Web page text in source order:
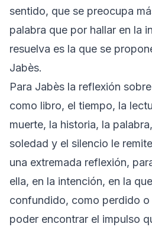
sentido, que se preocupa
palabra que por hallar en la
resuelva es la que se
Jabès.
Para Jabès la reflexión
como libro, el tiempo, la
muerte, la historia, la
soledad y el silencio le
una extremada reflexión,
ella, en la intención, en la
confundido, como perdido
poder encontrar el impulso